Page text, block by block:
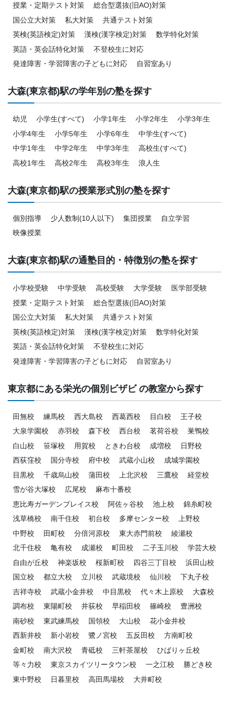
授業・定期テスト対策
総合型選抜(旧AO)対策
国公立大対策
私大対策
共通テスト対策
英検(英語検定)対策
漢検(漢字検定)対策
数学特化対策
英語・英会話特化対策
不登校生に対応
発達障害・学習障害の子どもに対応
自習室あり
大森(東京都)駅の学年別の塾を探す
幼児 小学生(すべて) 小学1年生 小学2年生
小学3年生
小学4年生
小学5年生 小学6年生
中学生(すべて)
中学1年生
中学2年生 中学3年生
高校生(すべて)
高校1年生
高校2年生 高校3年生 浪人生
大森(東京都)駅の授業形式別の塾を探す
個別指導 少人数制(10人以下) 集団授業
自立学習
映像授業
大森(東京都)駅の通塾目的・特徴別の塾を探す
小学校受験 中学受験 高校受験 大学受験
医学部受験
授業・定期テスト対策
総合型選抜(旧AO)対策
国公立大対策
私大対策
共通テスト対策
英検(英語検定)対策
漢検(漢字検定)対策
数学特化対策
英語・英会話特化対策
不登校生に対応
発達障害・学習障害の子どもに対応
自習室あり
東京都にある栄光の個別ビザビ の教室から探す
田無校 練馬校 西大島校 西葛西校 目白校
王子校
大泉学園校
赤羽校 森下校 西台校 茗荷谷校
巣鴨校
白山校
笹塚校 用賀校 ときわ台校 成増校
日野校
西荻窪校
国分寺校 府中校 武蔵小山校
成城学園校
目黒校
千歳烏山校 蒲田校 上北沢校 三鷹校
経堂校
雪が谷大塚校
広尾校
麻布十番校
恵比寿ガーデンプレイス校
阿佐ヶ谷校 池上校
錦糸町校
浅草橋校
南千住校 初台校 多摩センター校
上野校
中野校
田町校 分倍河原校 東大赤門前校
綾瀬校
北千住校
亀有校 成瀬校 町田校 二子玉川校
学芸大校
自由が丘校
神楽坂校 桜新町校 四谷三丁目校
浜田山校
国立校
都立大校 立川校 武蔵境校 仙川校
下丸子校
吉祥寺校
武蔵小金井校 中目黒校 代々木上原校
大森校
調布校
東陽町校 井荻校 早稲田校 篠崎校
豊洲校
南砂校
東武練馬校 国領校 大山校
花小金井校
西新井校
新小岩校 鷺ノ宮校 五反田校
方南町校
金町校
南大沢校 青砥校 三軒茶屋校
ひばりヶ丘校
等々力校
東京スカイツリータウン校 一之江校
勝どき校
東中野校
日暮里校 高田馬場校 大井町校